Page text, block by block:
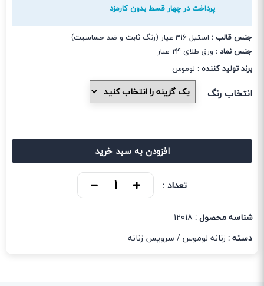
پرداخت در چهار قسط بدون کارمزد
جنس قالب : استیل 316 عیار (رنگ ثابت و ضد حساسیت)
جنس نماد : ورق طلای 24 عیار
برند تولید کننده : لوموس
انتخاب رنگ
افزودن به سبد خرید
تعداد :
شناسه محصول : 12018
دسته :زنانه لوموس/ سرویس زنانه